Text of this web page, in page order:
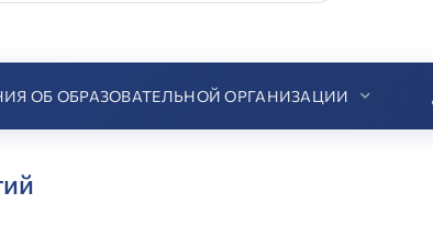
ОБ ОБРАЗОВАТЕЛЬНОЙ ОРГАНИЗАЦИИ